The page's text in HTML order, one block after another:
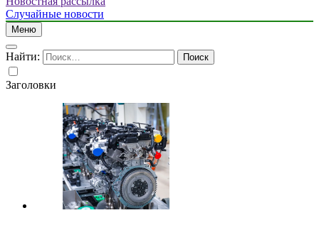
Случайные новости
Меню
Найти:
Заголовки